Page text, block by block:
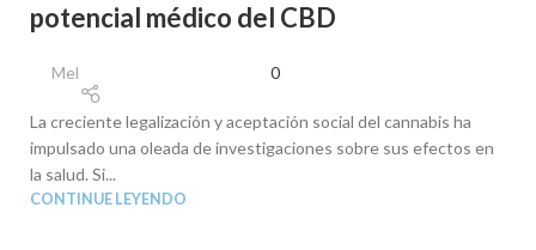
potencial médico del CBD
Mel 0
La creciente legalización y aceptación social del cannabis ha
impulsado una oleada de investigaciones sobre sus efectos en
la salud. Si...
CONTINUE LEYENDO